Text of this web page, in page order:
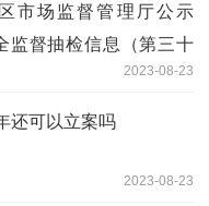
市场监督管理厅公示
监督抽检信息（第三十
2023-08-23
还可以立案吗
2023-08-23